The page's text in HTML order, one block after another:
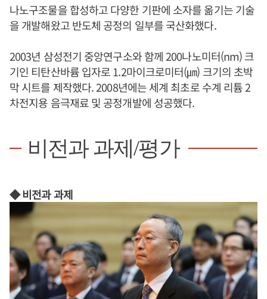
나노구조물을 합성하고 다양한 기판에 소자를 옮기는 기술
을 개발해왔고 반도체 공정의 일부를 국산화했다.
2003년 삼성전기 중앙연구소와 함께 200나노미터(nm) 크
기인 티탄산바륨 입자로 1.2마이크로미터(㎛) 크기의 초박
막 시트를 제작했다. 2008년에는 세계 최초로 수계 리튬 2
차전지용 음극재료 및 공정개발에 성공했다.
비전과 과제/평가
◆ 비전과 과제